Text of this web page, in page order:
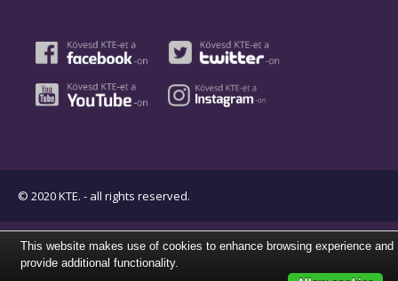
© 2020 KTE. - all rights reserved.
This website makes use of cookies to enhance browsing experience and
provide additional functionality.